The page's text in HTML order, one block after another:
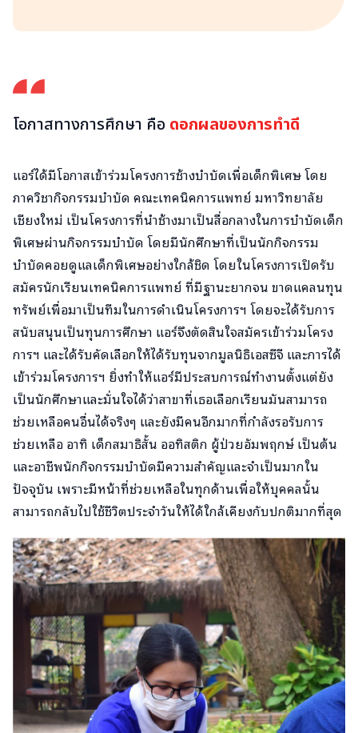
โอกาสทางการศึกษา คือ ดอกผลของการทำดี
แอร์ได้มีโอกาสเข้าร่วมโครงการช้างบำบัดเพื่อเด็กพิเศษ โดย
ภาควิชากิจกรรมบำบัด คณะเทคนิคการแพทย์ มหาวิทยาลัย
เชียงใหม่ เป็นโครงการที่นำช้างมาเป็นสื่อกลางในการบำบัดเด็ก
พิเศษผ่านกิจกรรมบำบัด โดยมีนักศึกษาที่เป็นนักกิจกรรม
บำบัดคอยดูแลเด็กพิเศษอย่างใกล้ชิด โดยในโครงการเปิดรับ
สมัครนักเรียนเทคนิคการแพทย์ ที่มีฐานะยากจน ขาดแคลนทุน
ทรัพย์เพื่อมาเป็นทีมในการดำเนินโครงการฯ โดยจะได้รับการ
สนับสนุนเป็นทุนการศึกษา แอร์จึงตัดสินใจสมัครเข้าร่วมโครง
การฯ และได้รับคัดเลือกให้ได้รับทุนจากมูลนิธิเอสซีจี และการได้
เข้าร่วมโครงการฯ ยิ่งทำให้แอร์มีประสบการณ์ทำงานตั้งแต่ยัง
เป็นนักศึกษาและมั่นใจได้ว่าสาขาที่เธอเลือกเรียนมันสามารถ
ช่วยเหลือคนอื่นได้จริงๆ และยังมีคนอีกมากที่กำลังรอรับการ
ช่วยเหลือ อาทิ เด็กสมาธิสั้น ออทิสติก ผู้ป่วยอัมพฤกษ์ เป็นต้น
และอาชีพนักกิจกรรมบำบัดมีความสำคัญและจำเป็นมากใน
ปัจจุบัน เพราะมีหน้าที่ช่วยเหลือในทุกด้านเพื่อให้บุคคลนั้น
สามารถกลับไปใช้ชีวิตประจำวันให้ได้ใกล้เคียงกับปกติมากที่สุด